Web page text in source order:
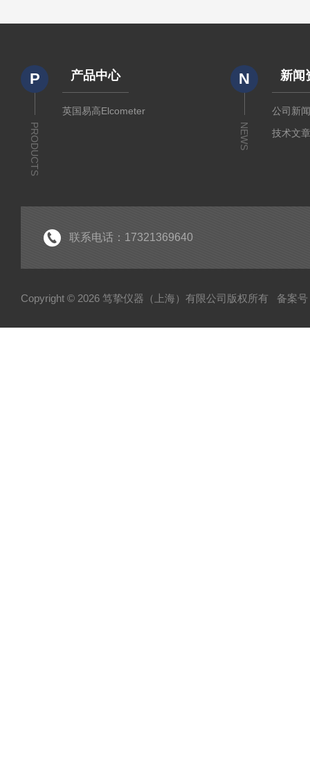
P
PRODUCTS
产品中心
英国易高Elcometer
N
NEWS
新闻
公司新
技术文
联系电话：17321369640
Copyright © 2026 笃挚仪器（上海）有限公司版权所有 备案号